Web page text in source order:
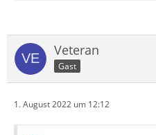
Veteran
Gast
1. August 2022 um 12:12